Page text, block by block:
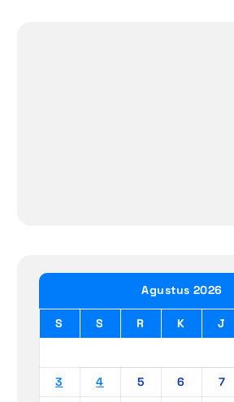
Agustus 2026
S S R K J
3
4 5 6 7